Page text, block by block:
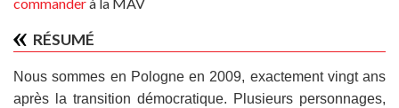
RÉSUMÉ
Nous sommes en Pologne en 2009, exactement vingt ans
après la transition démocratique. Plusieurs personnages,